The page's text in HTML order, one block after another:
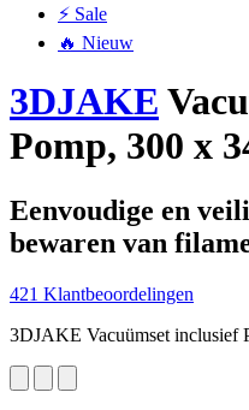
⚡ Sale
🔥 Nieuw
3DJAKE
Pomp, 300 x
Eenvoudige en
bewaren van
421 Klantbeoordelingen
3DJAKE Vacuümset inclusief